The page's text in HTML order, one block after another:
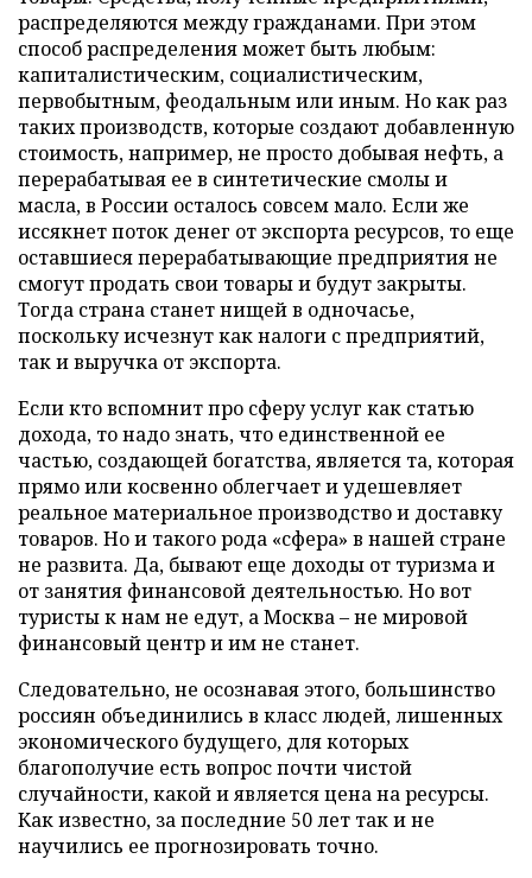
распределяются между гражданами. При этом
способ распределения может быть любым:
капиталистическим, социалистическим,
первобытным, феодальным или иным. Но как раз
таких производств, которые создают добавленную
стоимость, например, не просто добывая нефть, а
перерабатывая ее в синтетические смолы и
масла, в России осталось совсем мало. Если же
иссякнет поток денег от экспорта ресурсов, то еще
оставшиеся перерабатывающие предприятия не
смогут продать свои товары и будут закрыты.
Тогда страна станет нищей в одночасье,
поскольку исчезнут как налоги с предприятий,
так и выручка от экспорта.
Если кто вспомнит про сферу услуг как статью
дохода, то надо знать, что единственной ее
частью, создающей богатства, является та, которая
прямо или косвенно облегчает и удешевляет
реальное материальное производство и доставку
товаров. Но и такого рода «сфера» в нашей стране
не развита. Да, бывают еще доходы от туризма и
от занятия финансовой деятельностью. Но вот
туристы к нам не едут, а Москва – не мировой
финансовый центр и им не станет.
Следовательно, не осознавая этого, большинство
россиян объединились в класс людей, лишенных
экономического будущего, для которых
благополучие есть вопрос почти чистой
случайности, какой и является цена на ресурсы.
Как известно, за последние 50 лет так и не
научились ее прогнозировать точно.